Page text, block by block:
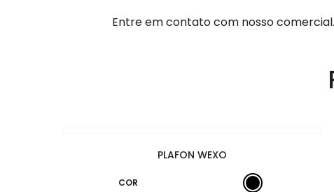
Entre em contato com nosso comercial.
PLAFON WEXO
COR